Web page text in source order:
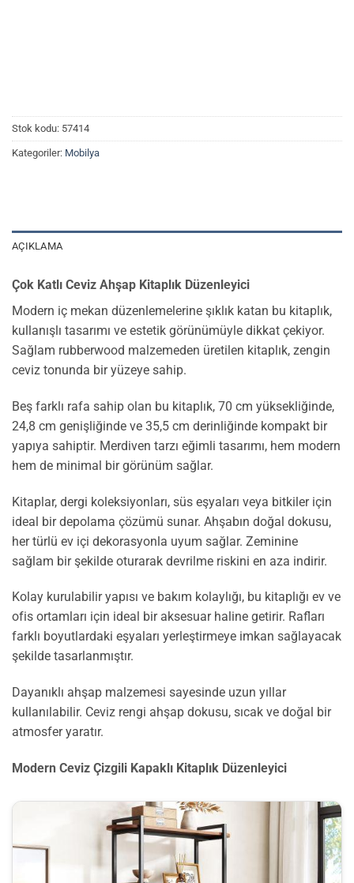
Stok kodu: 57414
Kategoriler: Mobilya
AÇIKLAMA
Çok Katlı Ceviz Ahşap Kitaplık Düzenleyici
Modern iç mekan düzenlemelerine şıklık katan bu kitaplık,
kullanışlı tasarımı ve estetik görünümüyle dikkat çekiyor.
Sağlam rubberwood malzemeden üretilen kitaplık, zengin
ceviz tonunda bir yüzeye sahip.
Beş farklı rafa sahip olan bu kitaplık, 70 cm yüksekliğinde,
24,8 cm genişliğinde ve 35,5 cm derinliğinde kompakt bir
yapıya sahiptir. Merdiven tarzı eğimli tasarımı, hem modern
hem de minimal bir görünüm sağlar.
Kitaplar, dergi koleksiyonları, süs eşyaları veya bitkiler için
ideal bir depolama çözümü sunar. Ahşabın doğal dokusu,
her türlü ev içi dekorasyonla uyum sağlar. Zeminine
sağlam bir şekilde oturarak devrilme riskini en aza indirir.
Kolay kurulabilir yapısı ve bakım kolaylığı, bu kitaplığı ev ve
ofis ortamları için ideal bir aksesuar haline getirir. Rafları
farklı boyutlardaki eşyaları yerleştirmeye imkan sağlayacak
şekilde tasarlanmıştır.
Dayanıklı ahşap malzemesi sayesinde uzun yıllar
kullanılabilir. Ceviz rengi ahşap dokusu, sıcak ve doğal bir
atmosfer yaratır.
Modern Ceviz Çizgili Kapaklı Kitaplık Düzenleyici